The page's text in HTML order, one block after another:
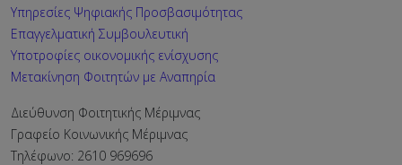
Υπηρεσίες Ψηφιακής Προσβασιμότητας
Επαγγελματική Συμβουλευτική
Υποτροφίες οικονομικής ενίσχυσης
Μετακίνηση Φοιτητών με Αναπηρία
Διεύθυνση Φοιτητικής Μέριμνας
Γραφείο Κοινωνικής Μέριμνας
Τηλέφωνο: 2610 969696